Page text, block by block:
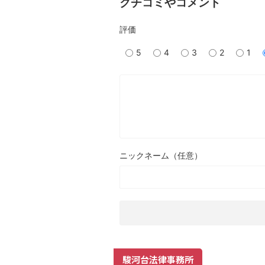
評価
5 4 3 2 1
ニックネーム（任意）
駿河台法律事務所